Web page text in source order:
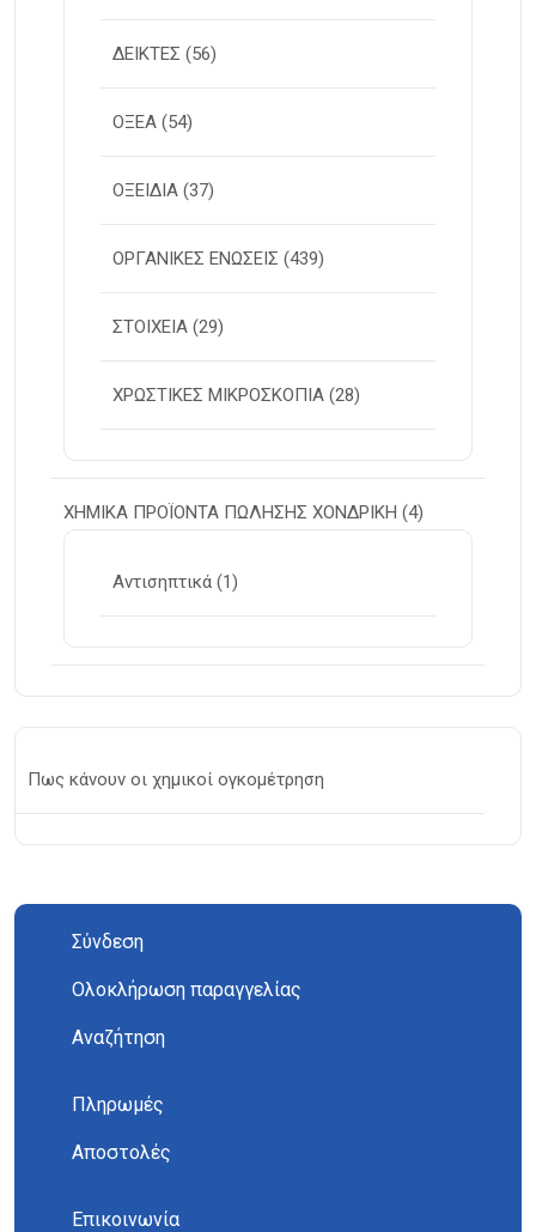
ΔΕΙΚΤΕΣ (56)
ΟΞΕΑ (54)
ΟΞΕΙΔΙΑ (37)
ΟΡΓΑΝΙΚΕΣ ΕΝΩΣΕΙΣ (439)
ΣΤΟΙΧΕΙΑ (29)
ΧΡΩΣΤΙΚΕΣ ΜΙΚΡΟΣΚΟΠΙΑ (28)
ΧΗΜΙΚΑ ΠΡΟΪΟΝΤΑ ΠΩΛΗΣΗΣ ΧΟΝΔΡΙΚΗ (4)
Αντισηπτικά (1)
Πως κάνουν οι χημικοί ογκομέτρηση
Σύνδεση
Ολοκλήρωση παραγγελίας
Αναζήτηση
Πληρωμές
Αποστολές
Επικοινωνία